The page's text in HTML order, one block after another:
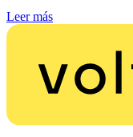
Leer más